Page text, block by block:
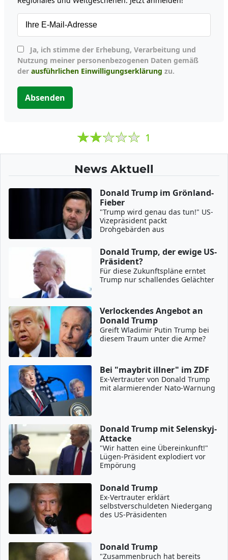
Nutzung meiner personenbezogenen Daten gemäß
der ausführlichen Einwilligungserklärung zu.
Absenden
1
News Aktuell
Donald Trump im Grönland-
Fieber
"Trump wird genau das tun!" US-
Vizepräsident packt
Drohgebärden aus
Donald Trump, der ewige US-
Präsident?
Für diese Zukunftspläne erntet
Trump nur schallendes Gelächter
Verlockendes Angebot an
Donald Trump
Greift Wladimir Putin Trump bei
diesem Traum unter die Arme?
Bei "maybrit illner" im ZDF
Ex-Vertrauter von Donald Trump
mit alarmierender Nato-Warnung
Donald Trump mit Selenskyj-
Attacke
"Wir hatten eine Übereinkunft!"
Lügen-Präsident explodiert vor
Empörung
Donald Trump
Ex-Vertrauter erklärt
selbstverschuldeten Niedergang
des US-Präsidenten
Donald Trump
"Zusammenbruch hat bereits